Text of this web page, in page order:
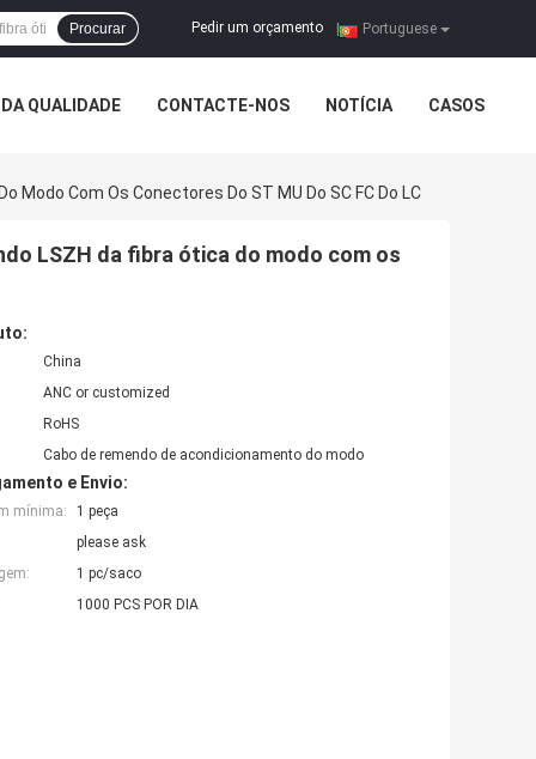
Portuguese
Pedir um orçamento |
Procurar
QUALIDADE CONTACTE-NOS NOTÍCIA CASOS
Modo Com Os Conectores Do ST MU Do SC FC Do LC
LSZH da fibra ótica do modo com os
China
ANC or customized
RoHS
Cabo de remendo de acondicionamento do modo
e Envio:
mínima:
1 peça
please ask
1 pc/saco
1000 PCS POR DIA